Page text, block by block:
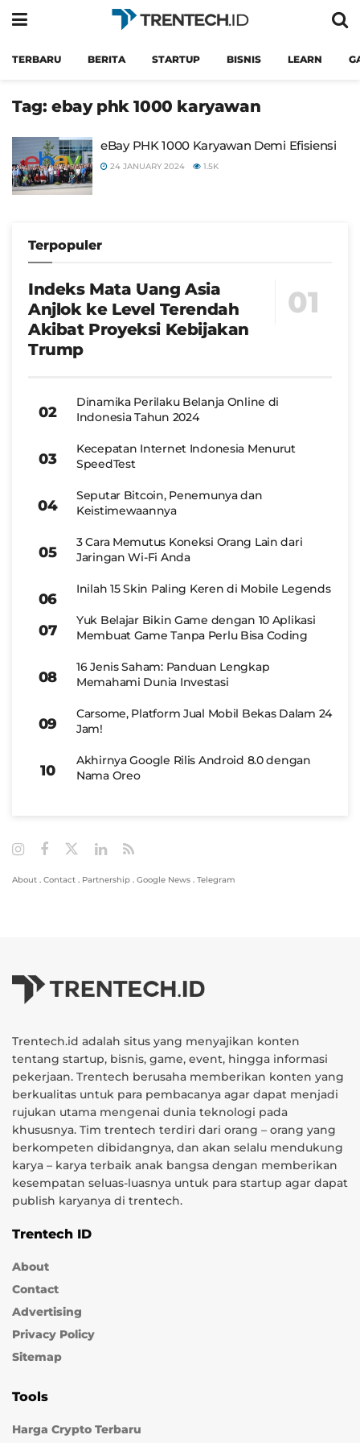
TERBARU BERITA STARTUP BISNIS LEARN
Tag: ebay phk 1000 karyawan
eBay PHK 1000 Karyawan Demi Efisiensi
24 JANUARY 2024 1.5K
Terpopuler
Indeks Mata Uang Asia
Anjlok ke Level Terendah
Akibat Proyeksi Kebijakan
Trump
Dinamika Perilaku Belanja Online di
Indonesia Tahun 2024
Kecepatan Internet Indonesia Menurut
SpeedTest
Seputar Bitcoin, Penemunya dan
Keistimewaannya
3 Cara Memutus Koneksi Orang Lain dari
Jaringan Wi-Fi Anda
Inilah 15 Skin Paling Keren di Mobile Legends
Yuk Belajar Bikin Game dengan 10 Aplikasi
Membuat Game Tanpa Perlu Bisa Coding
16 Jenis Saham: Panduan Lengkap
Memahami Dunia Investasi
Carsome, Platform Jual Mobil Bekas Dalam 24
Jam!
Akhirnya Google Rilis Android 8.0 dengan
Nama Oreo
About . Contact . Partnership . Google News . Telegram
Trentech.id adalah situs yang menyajikan konten
tentang startup, bisnis, game, event, hingga informasi
pekerjaan. Trentech berusaha memberikan konten yang
berkualitas untuk para pembacanya agar dapat menjadi
rujukan utama mengenai dunia teknologi pada
khususnya. Tim trentech terdiri dari orang – orang yang
berkompeten dibidangnya, dan akan selalu mendukung
karya – karya terbaik anak bangsa dengan memberikan
kesempatan seluas-luasnya untuk para startup agar dapat
publish karyanya di trentech.
Trentech ID
About
Contact
Advertising
Privacy Policy
Sitemap
Tools
Harga Crypto Terbaru